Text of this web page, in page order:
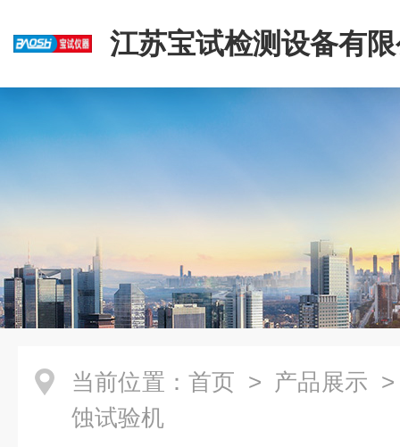
江苏宝试检测设备有
当前位置： 首页 > 产品展示
蚀试验机